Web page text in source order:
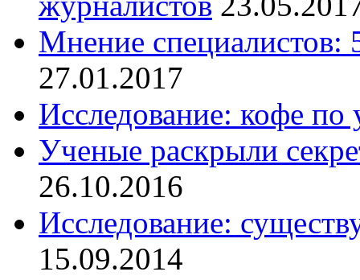
Мнение специалистов:
27.01.2017
Исследование: кофе по
Ученые раскрыли
26.10.2016
Исследование:
15.09.2014